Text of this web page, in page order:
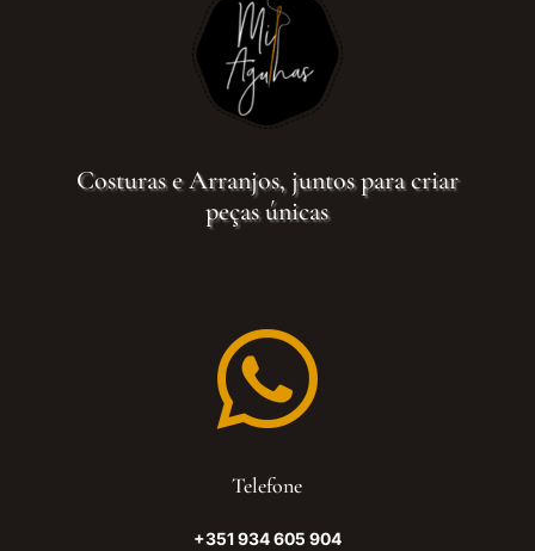
Costuras e Arranjos, juntos para criar
peças únicas

Telefone
+351 934 605 904